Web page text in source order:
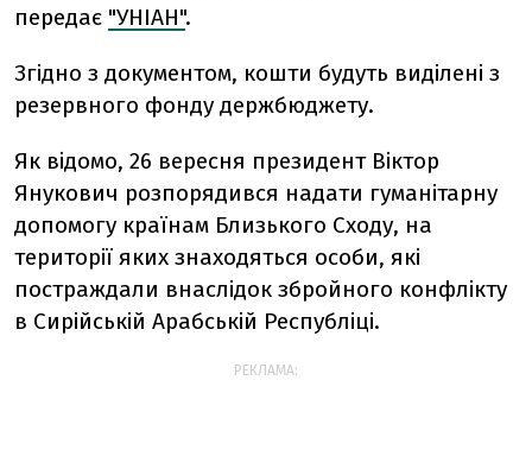
передає "УНІАН".
Згідно з документом, кошти будуть виділені з
резервного фонду держбюджету.
Як відомо, 26 вересня президент Віктор
Янукович розпорядився надати гуманітарну
допомогу країнам Близького Сходу, на
території яких знаходяться особи, які
постраждали внаслідок збройного конфлікту
в Сирійській Арабській Республіці.
РЕКЛАМА: